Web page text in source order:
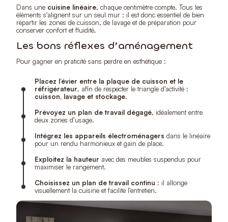
Dans une cuisine linéaire, chaque centimètre compte. Tous les
éléments s’alignent sur un seul mur : il est donc essentiel de bien
répartir les zones de cuisson, de lavage et de préparation pour
conserver confort et fluidité.
Les bons réflexes d’aménagement
Pour gagner en praticité sans perdre en esthétique :
Placez l’évier entre la plaque de cuisson et le
réfrigérateur, afin de respecter le triangle d’activité :
cuisson, lavage et stockage.
Prévoyez un plan de travail dégagé, idéalement entre
deux zones d’usage.
Intégrez les appareils électroménagers dans le linéaire
pour un rendu harmonieux et gain de place.
Exploitez la hauteur avec des meubles suspendus pour
maximiser le rangement.
Choisissez un plan de travail continu : il allonge
visuellement la cuisine et facilite l’entretien.